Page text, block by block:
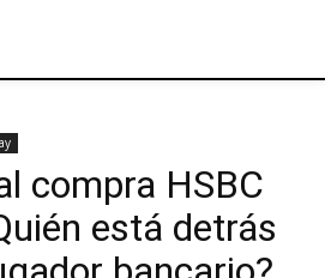
compra HSBC
está detrás